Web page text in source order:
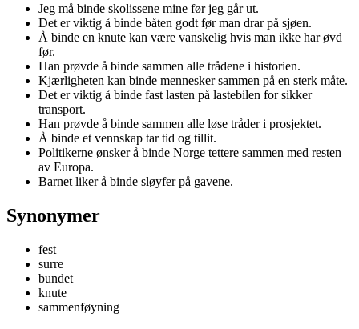
Jeg må binde skolissene mine før jeg går ut.
Det er viktig å binde båten godt før man drar på sjøen.
Å binde en knute kan være vanskelig hvis man ikke har øvd
før.
Han prøvde å binde sammen alle trådene i historien.
Kjærligheten kan binde mennesker sammen på en sterk måte.
Det er viktig å binde fast lasten på lastebilen for sikker
transport.
Han prøvde å binde sammen alle løse tråder i prosjektet.
Å binde et vennskap tar tid og tillit.
Politikerne ønsker å binde Norge tettere sammen med resten
av Europa.
Barnet liker å binde sløyfer på gavene.
Synonymer
fest
surre
bundet
knute
sammenføyning